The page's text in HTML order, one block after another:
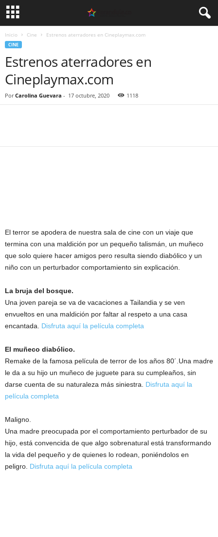
Inicio Cine Estrenos aterradores en Cineplaymax.com
CINE
Estrenos aterradores en
Cineplaymax.com
Por Carolina Guevara - 17 octubre, 2020 1118
El terror se apodera de nuestra sala de cine con un viaje que
termina con una maldición por un pequeño talismán, un muñeco
que solo quiere hacer amigos pero resulta siendo diabólico y un
niño con un perturbador comportamiento sin explicación.
La bruja del bosque.
Una joven pareja se va de vacaciones a Tailandia y se ven
envueltos en una maldición por faltar al respeto a una casa
encantada. Disfruta aquí la película completa
El muñeco diabólico.
Remake de la famosa película de terror de los años 80´.Una madre
le da a su hijo un muñeco de juguete para su cumpleaños, sin
darse cuenta de su naturaleza más siniestra. Disfruta aquí la
película completa
Maligno.
Una madre preocupada por el comportamiento perturbador de su
hijo, está convencida de que algo sobrenatural está transformando
la vida del pequeño y de quienes lo rodean, poniéndolos en
peligro. Disfruta aquí la película completa